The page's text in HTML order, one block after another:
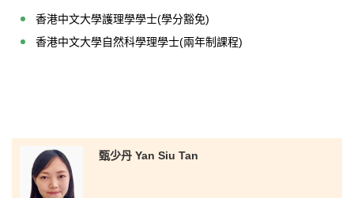
香港中文大學護理學學士(學分豁免)
香港中文大學自然科學理學士(兩年制課程)
甄少丹 Yan Siu Tan